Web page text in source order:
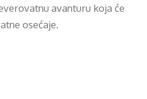
avanturu koja će
osećaje.